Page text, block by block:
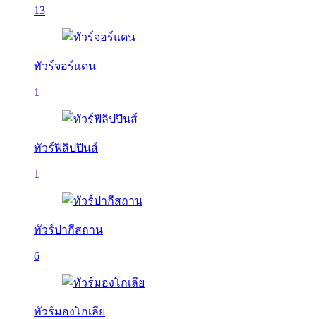
13
ทัวร์จอร์แดน
1
ทัวร์ฟิลิปปินส์
1
ทัวร์ปากีสถาน
6
ทัวร์มองโกเลีย